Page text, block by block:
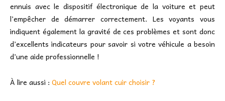
ennuis avec le dispositif électronique de la voiture et peut
l’empêcher de démarrer correctement. Les voyants vous
indiquent également la gravité de ces problèmes et sont donc
d’excellents indicateurs pour savoir si votre véhicule a besoin
d’une aide professionnelle !
À lire aussi : Quel couvre volant cuir choisir ?